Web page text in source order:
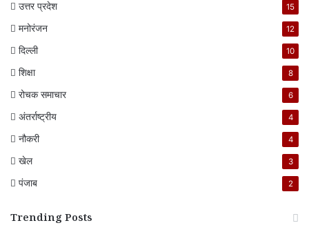
उत्तर प्रदेश 15
मनोरंजन 12
दिल्ली 10
शिक्षा 8
रोचक समाचार 6
अंतर्राष्ट्रीय 4
नौकरी 4
खेल 3
पंजाब 2
Trending Posts